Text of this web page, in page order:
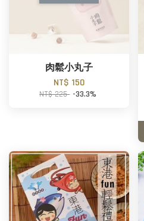
肉鬆小丸子
NT$ 150
NT$ 225 -33.3%